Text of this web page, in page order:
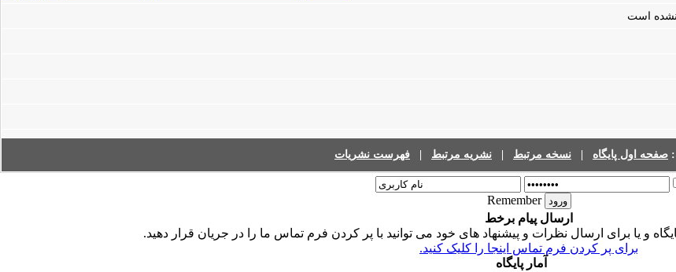
نشده است
صفحه اول پایگاه نسخه مرتبط نشریه مرتبط فهرست نشریات
Remember
ارسال پیام برخط
و یا برای ارسال نظرات و پیشنهاد های خود می توانید با پر کردن فرم تماس ما را در جریان قرار دهید.
برای پر کردن فرم تماس اینجا را کلیک کنید.
آمار پایگاه